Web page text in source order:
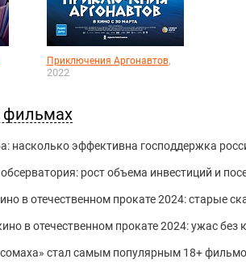
Приключения Аргонавтов,
2022
фильмах
насколько эффективна господдержка
рост объема инвестиций и
в отечественном прокате 2024: старые
в отечественном прокате 2024: ужас без
стал самым популярным 18+